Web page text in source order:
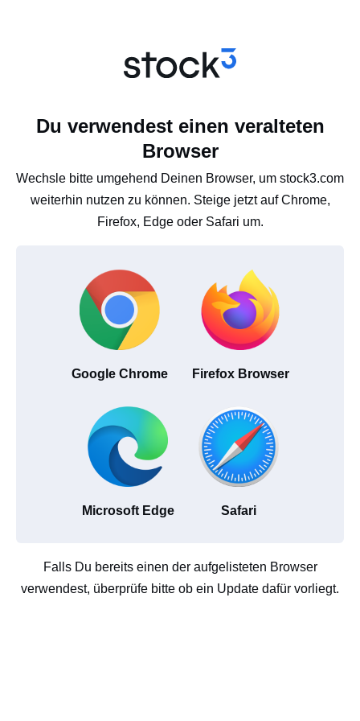
Du verwendest einen veralteten
Browser
Wechsle bitte umgehend Deinen Browser, um stock3.com
weiterhin nutzen zu können. Steige jetzt auf Chrome,
Firefox, Edge oder Safari um.
Google Chrome Firefox Browser
Microsoft Edge Safari
Falls Du bereits einen der aufgelisteten Browser
verwendest, überprüfe bitte ob ein Update dafür vorliegt.